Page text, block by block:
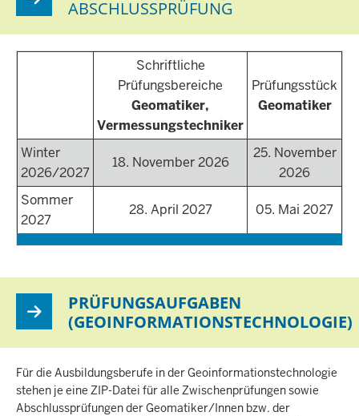
ABSCHLUSSPRÜFUNG
Schriftliche
Prüfungsbereiche
Geomatiker,
Vermessungstechniker
Prüfungsstück
Geomatiker
Winter
2026/2027
18. November 2026
25. November
2026
Sommer
2027
28. April 2027 05. Mai 2027
PRÜFUNGSAUFGABEN
(GEOINFORMATIONSTECHNOLOGIE)
Für die Ausbildungsberufe in der Geoinformationstechnologie
stehen je eine ZIP-Datei für alle Zwischenprüfungen sowie
Abschlussprüfungen der Geomatiker/Innen bzw. der